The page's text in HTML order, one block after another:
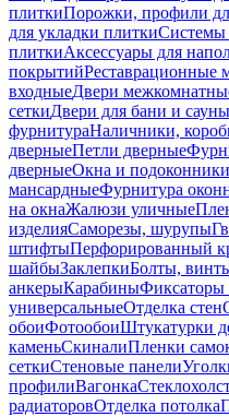
плиткиПорожки, профили
для укладки плиткиСистемы
плиткиАксессуары для
покрытийРеставрационные
входныеДвери
сеткиДвери для бани и сауны
фурнитураНаличники,
дверныеПетли дверные
дверныеОкна и подоконники
мансардныеФурнитура
на окнаЖалюзи уличные
изделияСаморезы, шурупы
штифтыПерфорированный
шайбыЗаклепкиБолты,
анкерыКарабиныФиксаторы
универсальныеОтделка стен
обоиФотообоиШтукатурки
каменьСкиналиПленки
сеткиСтеновые панели
профилиВагонка
радиаторовОтделка потолка